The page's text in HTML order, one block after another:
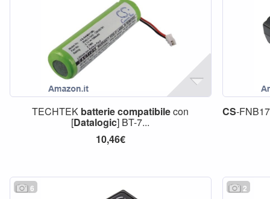
TECHTEK batteriecompatibilecon
[Datalogic] BT-7...
10,46€
CS-
6 2